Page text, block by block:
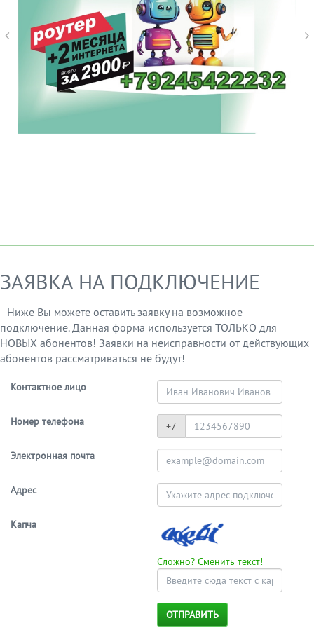
ЗАЯВКА НА ПОДКЛЮЧЕНИЕ
Ниже Вы можете оставить заявку на возможное
подключение. Данная форма используется ТОЛЬКО для
НОВЫХ абонентов! Заявки на неисправности от действующих
абонентов рассматриваться не будут!
Контактное лицо
Номер телефона +7
Электронная почта
Адрес
Капча
Сложно? Сменить текст!
ОТПРАВИТЬ